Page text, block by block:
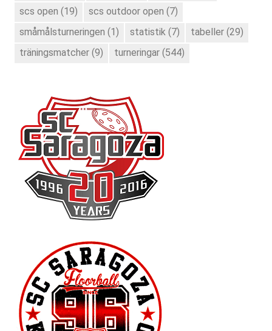
scs open (19) scs outdoor open (7)
småmålsturneringen (1) statistik (7) tabeller (29)
träningsmatcher (9) turneringar (544)